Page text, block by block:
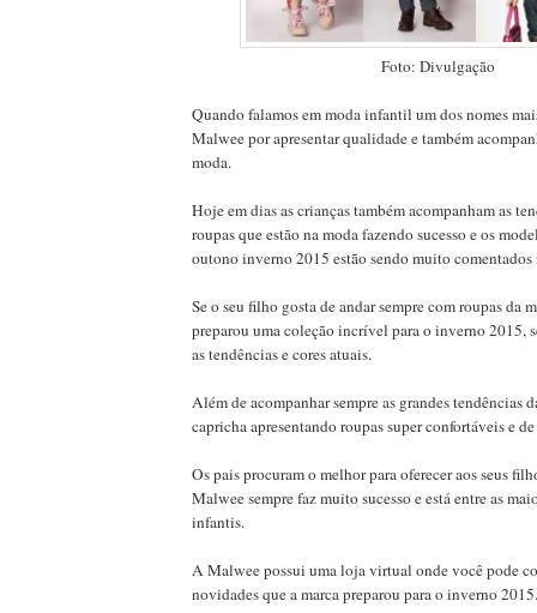
Foto: Divulgação
Quando falamos em moda infantil um dos nomes
Malwee por apresentar qualidade e também
moda.
Hoje em dias as crianças também acompanham as
roupas que estão na moda fazendo sucesso e os
outono inverno 2015 estão sendo muito comentados
Se o seu filho gosta de andar sempre com roupas da
preparou uma coleção incrível para o inverno 2015,
as tendências e cores atuais.
Além de acompanhar sempre as grandes tendências
capricha apresentando roupas super confortáveis e
Os pais procuram o melhor para oferecer aos seus
Malwee sempre faz muito sucesso e está entre as
infantis.
A Malwee possui uma loja virtual onde você pode
novidades que a marca preparou para o inverno 2015.